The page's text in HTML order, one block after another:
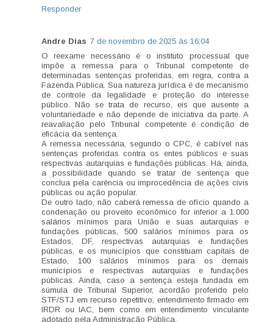
Responder
Andre Dias 7 de novembro de 2025 às 16:04
O reexame necessário é o instituto processual que
impõe a remessa para o Tribunal competente de
determinadas sentenças proferidas, em regra, contra a
Fazenda Pública. Sua natureza jurídica é de mecanismo
de controle da legalidade e proteção do interesse
público. Não se trata de recurso, eis que ausente a
voluntariedade e não depende de iniciativa da parte. A
reavaliação pelo Tribunal competente é condição de
eficácia da sentença.
A remessa necessária, segundo o CPC, é cabível nas
sentenças proferidas contra os entes públicos e suas
respectivas autarquias e fundações públicas. Há, ainda,
a possibilidade quando se tratar de sentença que
conclua pela carência ou improcedência de ações civis
públicas ou ação popular.
De outro lado, não caberá remessa de ofício quando a
condenação ou proveito econômico for inferior a 1.000
salários mínimos para União e suas autarquias e
fundações públicas, 500 salários mínimos para os
Estados, DF, respectivas autarquias e fundações
públicas, e os municípios que constituam capitais de
Estado, 100 salários mínimos para os demais
municípios e respectivas autarquias e fundações
públicas. Ainda, caso a sentença esteja fundada em
súmula de Tribunal Superior, acordão proferido pelo
STF/STJ em recurso repetitivo, entendimento firmado em
IRDR ou IAC, bem como em entendimento vinculante
adotado pela Administração Pública.